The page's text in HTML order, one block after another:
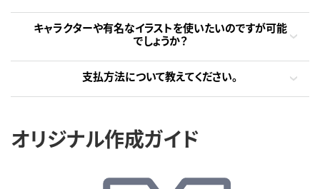
キャラクターや有名なイラストを使いたいのですが可能
でしょうか？
支払方法について教えてください。
オリジナル作成ガイド